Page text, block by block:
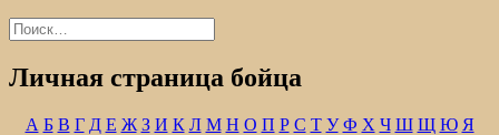
Найти:
Личная страница бойца
А Б В Г Д Е Ж З И К Л М Н О П Р С Т У Ф Х Ч Ш Щ Ю Я